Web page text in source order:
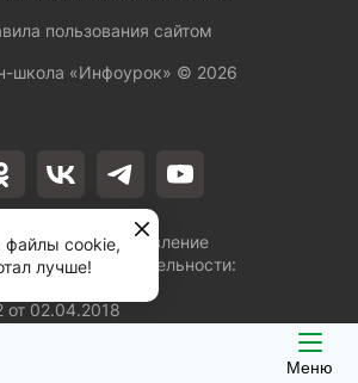
Меню
на осуществление
деятельности:
от 02.04.2018
пользования сайтом
школа «Инфоурок» © 2026
cookie,
лучше!